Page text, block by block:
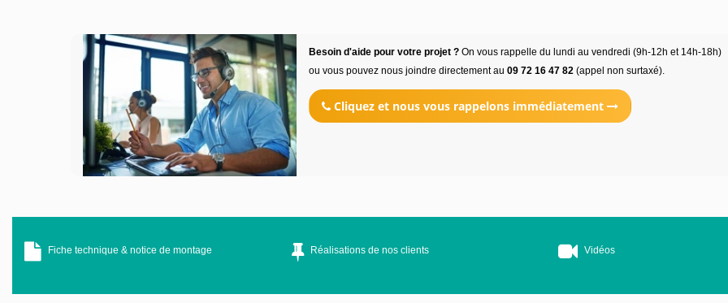
Besoin d'aide pour votre projet ?On vous rappelle du lundi au vendredi (9h-12h et 14h-18h)
ou vous pouvez nous joindre directement au 09 72 16 47 82(appel non surtaxé).
Cliquez et nous vous rappelons immédiatement
Fiche technique & notice de montage Réalisations de nos clients Vidéos